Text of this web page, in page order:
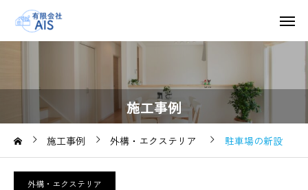
施工事例
施工事例 外構・エクステリア 駐車場の新設
外構・エクステリア